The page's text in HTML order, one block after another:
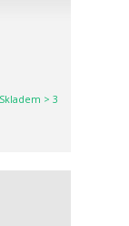
Skladem > 3